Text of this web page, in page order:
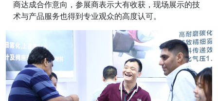
商达成合作意向，参展商表示大有收获，现场展示的技
术与产品服务也得到专业观众的高度认可。